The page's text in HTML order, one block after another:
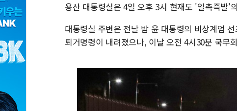
용산 대통령실은 4일 오후 3시 현재도 '일촉즉발'
대통령실 주변은 전날 밤 윤 대통령의 비상계엄
퇴거명령이 내려졌으나, 이날 오전 4시30분 국무